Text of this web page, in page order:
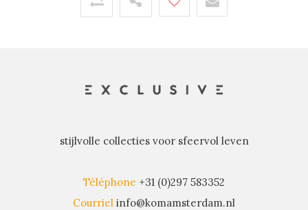
stijlvolle collecties voor sfeervol leven
Téléphone +31 (0)297 583352
Courriel info@komamsterdam.nl